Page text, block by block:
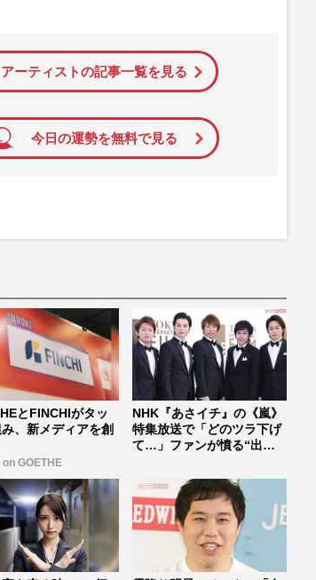
ターネット利用者層にとって特に関心の
アーティストの記事一覧を見る
今日の運勢を無料で見る
とFINCHIがタッ
、新メディアを創
on GOETHE
NHK『あさイチ』の《嵐》
特集放送で「どのツラ下げ
て…」ファンが憤る“出禁